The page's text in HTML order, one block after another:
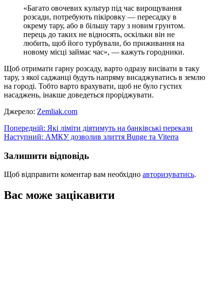
«Багато овочевих культур під час вирощування
розсади, потребують пікіровку — пересадку в
окрему тару, або в більшу тару з новим грунтом.
перець до таких не відносять, оскільки він не
любить, щоб його турбували, бо приживання на
новому місці займає час», — кажуть городники.
Щоб отримати гарну розсаду, варто одразу висівати в таку
тару, з якої саджанці будуть напряму висаджуватись в землю
на городі. Тобто варто врахувати, щоб не було густих
насаджень, інакше доведеться проріджувати.
Джерело: Zemliak.com
Навігація
записів
Попередній: Які ліміти діятимуть на банківські перекази
Наступний: АМКУ дозволив злиття Bunge та Viterra
Залишити відповідь
Щоб відправити коментар вам необхідно авторизуватись.
Вас може зацікавити